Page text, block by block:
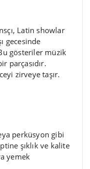
Latin showlar
gecesinde
gösteriler müzik
parçasıdır.
zirveye taşır.
perküsyon gibi
şıklık ve kalite
yemek